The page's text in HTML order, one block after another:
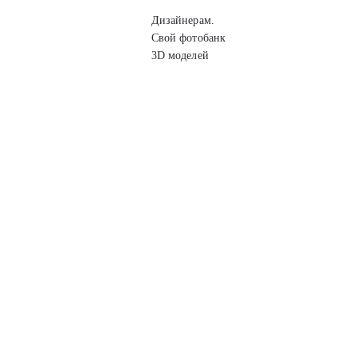
Дизайнерам.
Свой фотобанк
3D моделей